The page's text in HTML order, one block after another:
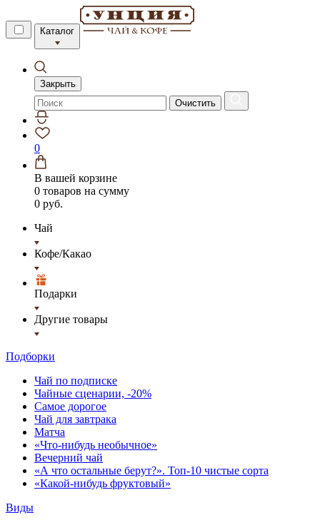
Каталог
Закрыть
Очистить
0
В вашей корзине
0 товаров на сумму
0 руб.
Чай
Кофе/Какао
Подарки
Другие товары
Подборки
Чай по подписке
Чайные сценарии, -20%
Самое дорогое
Чай для завтрака
Матча
«Что-нибудь необычное»
Вечерний чай
«А что остальные берут?». Топ-10 чистые сорта
«Какой-нибудь фруктовый»
Виды